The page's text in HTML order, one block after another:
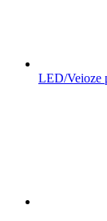
LED/Veioze